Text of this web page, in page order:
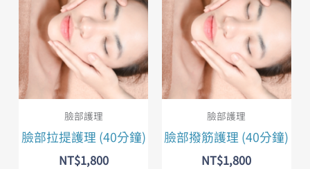
臉部護理
臉部拉提護理 (40分鐘)
NT$1,800
臉部護理
臉部撥筋護理 (40分鐘)
NT$1,800